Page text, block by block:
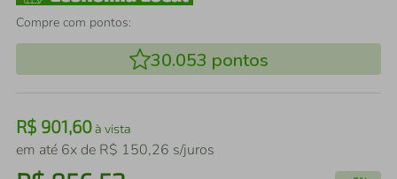
Compre com pontos:
30.053 pontos
R$ 901,60à vista
em até 6x de R$ 150,26 s/juros